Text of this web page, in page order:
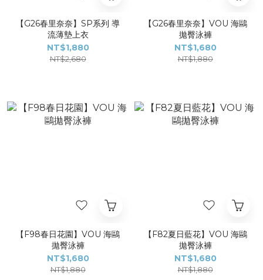
【G26春里奈奈】SP系列 導
流薄墊上衣
NT$1,880
NT$2,680
【G26春里奈奈】VOU 海鷗
拋臀泳褲
NT$1,680
NT$1,880
【F98春日花園】VOU 海鷗
拋臀泳褲
NT$1,680
NT$1,880
【F82夏日藍花】VOU 海鷗
拋臀泳褲
NT$1,680
NT$1,880